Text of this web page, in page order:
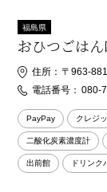
福島県
おひつごは
住所： 〒963-
電話番号： 080-
PayPay クレジ
二酸化炭素濃度計
出前館 ドリンク